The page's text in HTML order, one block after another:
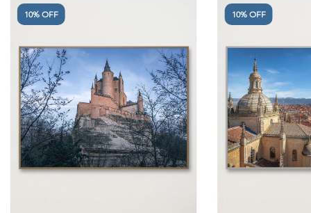
10% OFF 10% OFF